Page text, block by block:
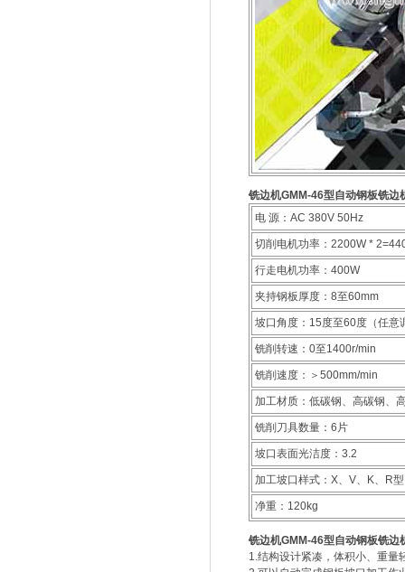
铣边机GMM-46型自动钢板铣边
电 源：AC 380V 50Hz
切削电机功率：2200W *
行走电机功率：400W
夹持钢板厚度：8至60mm
坡口角度：15度至60度（任意
铣削转速：0至1400r/min
铣削速度：＞500mm/min
加工材质：低碳钢、高碳钢、
铣削刀具数量：6片
坡口表面光洁度：3.2
加工坡口样式：X、V、K、R型
净重：120kg
铣边机GMM-46型自动钢板铣边
1.结构设计紧凑，体积小、重量